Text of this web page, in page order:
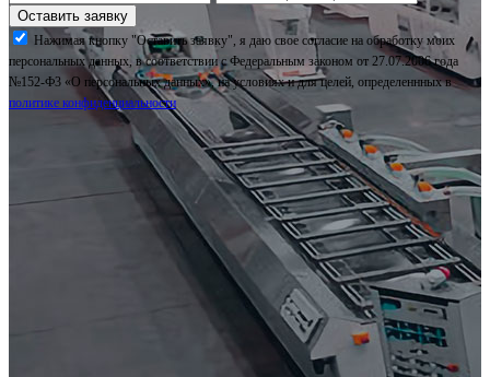
Нажимая кнопку "Оставить заявку", я даю свое согласие на обработку моих
персональных данных, в соответствии с Федеральным законом от 27.07.2006 года
№152-Ф3 «О персональных данных», на условиях и для целей, определеннных в
политике конфиденциальности